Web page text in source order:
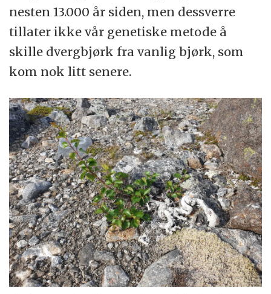
nesten 13.000 år siden, men dessverre
tillater ikke vår genetiske metode å
skille dvergbjørk fra vanlig bjørk, som
kom nok litt senere.